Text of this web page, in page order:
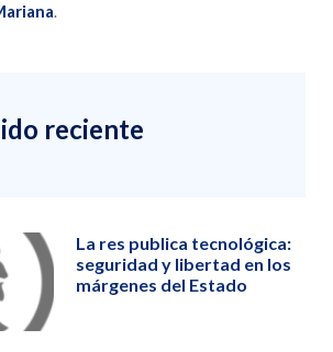
.
reciente
La res publica tecnológica:
seguridad y libertad en los
márgenes del Estado